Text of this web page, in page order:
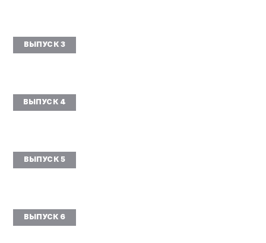
ВЫПУСК 3
ВЫПУСК 4
ВЫПУСК 5
ВЫПУСК 6